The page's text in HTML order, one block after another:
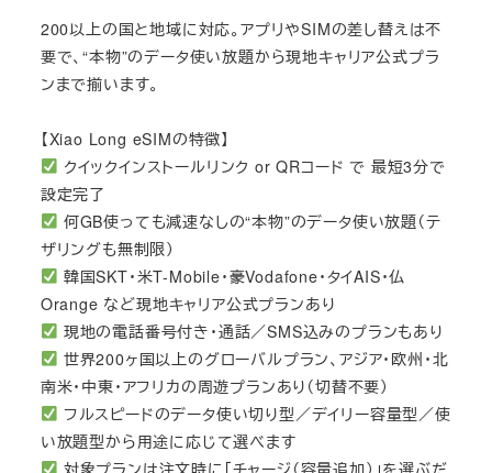
200以上の国と地域に対応。アプリやSIMの差し替えは不
要で、“本物”のデータ使い放題から現地キャリア公式プラ
ンまで揃います。
【Xiao Long eSIMの特徴】
クイックインストールリンク or QRコード で 最短3分で
設定完了
何GB使っても減速なしの“本物”のデータ使い放題（テ
ザリングも無制限）
韓国SKT・米T-Mobile・豪Vodafone・タイAIS・仏
Orange など現地キャリア公式プランあり
現地の電話番号付き・通話／SMS込みのプランもあり
世界200ヶ国以上のグローバルプラン、アジア・欧州・北
南米・中東・アフリカの周遊プランあり（切替不要）
フルスピードのデータ使い切り型／デイリー容量型／使
い放題型から用途に応じて選べます
対象プランは注文時に「チャージ（容量追加）」を選ぶだ